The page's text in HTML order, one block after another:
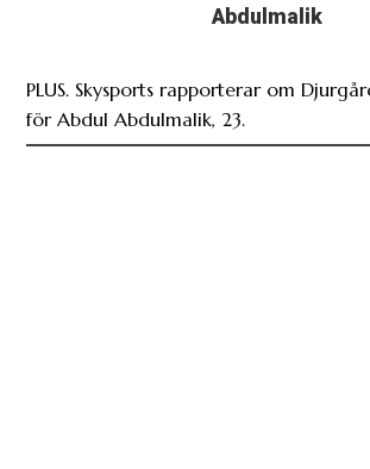
Abdulmalik
PLUS. Skysports rapporterar om
för Abdul Abdulmalik, 23.